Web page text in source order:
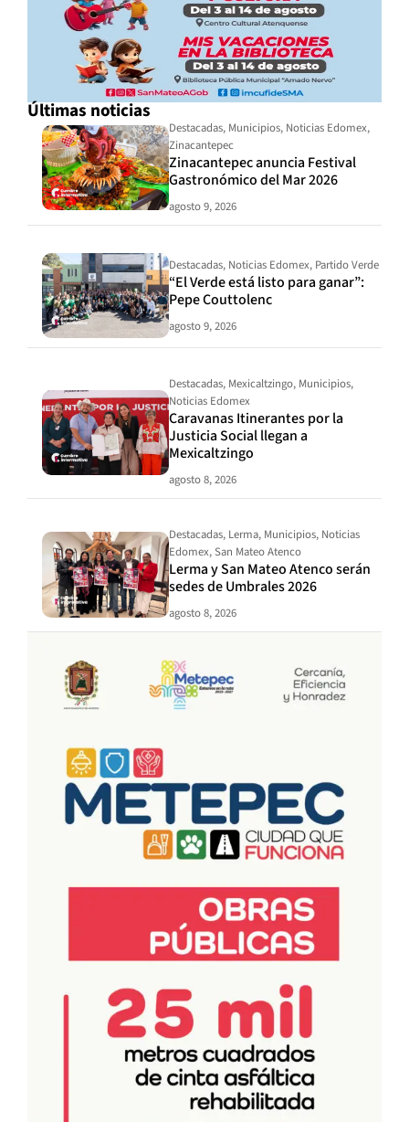
Últimas noticias
Destacadas, Municipios, Noticias Edomex,
Zinacantepec
Zinacantepec anuncia Festival
Gastronómico del Mar 2026
agosto 9, 2026
Destacadas, Noticias Edomex, Partido Verde
“El Verde está listo para ganar”:
Pepe Couttolenc
agosto 9, 2026
Destacadas, Mexicaltzingo, Municipios,
Noticias Edomex
Caravanas Itinerantes por la
Justicia Social llegan a
Mexicaltzingo
agosto 8, 2026
Destacadas, Lerma, Municipios, Noticias
Edomex,San Mateo Atenco
Lerma y San Mateo Atenco serán
sedes de Umbrales 2026
agosto 8, 2026